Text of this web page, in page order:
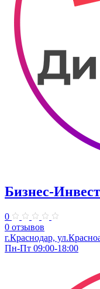
Бизнес-
0
0 отзывов
г.Краснодар,
Пн-Пт 09:00-18:00